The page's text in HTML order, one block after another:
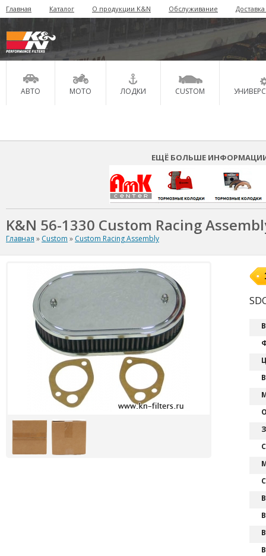
Главная Каталог О продукции K&N Обслуживание
АВТО МОТО ЛОДКИ CUSTOM
ЕЩЁ БОЛЬШЕ
K&N 56-1330 Custom Racing
Главная » Custom » Custom Racing Assembly